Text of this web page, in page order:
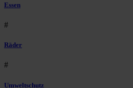
Essen
#
Räder
#
Umweltschutz